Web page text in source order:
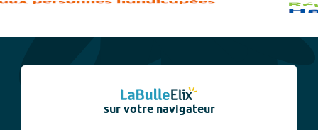
sur votre navigateur